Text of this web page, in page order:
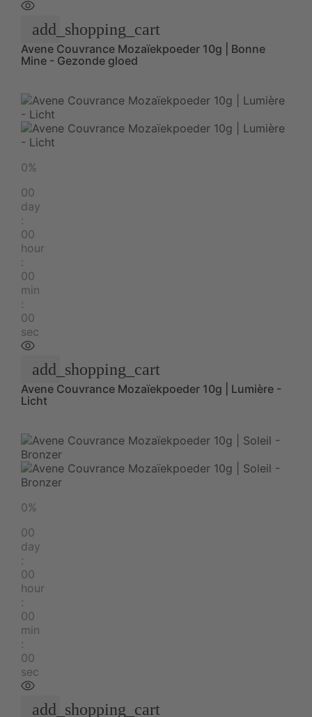
add_shopping_cart
Avene Couvrance Mozaïekpoeder 10g | Bonne
Mine - Gezonde gloed
0%
00
day
:
00
hour
:
00
min
:
00
sec
add_shopping_cart
Avene Couvrance Mozaïekpoeder 10g | Lumière -
Licht
0%
00
day
:
00
hour
:
00
min
:
00
sec
add_shopping_cart